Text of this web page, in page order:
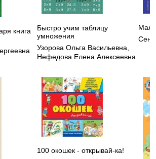
книга
Быстро учим таблицу
умножения
Узорова Ольга Васильевна
Нефедова Елена Алексеевна
100 окошек - открывай-ка!